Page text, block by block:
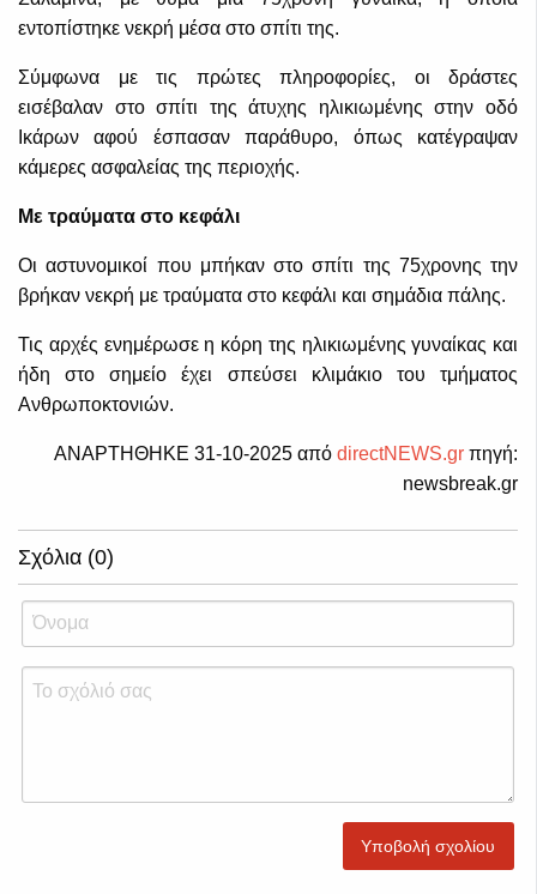
εντοπίστηκε νεκρή μέσα στο σπίτι της.
Σύμφωνα με τις πρώτες πληροφορίες, οι δράστες
εισέβαλαν στο σπίτι της άτυχης ηλικιωμένης στην οδό
Ικάρων αφού έσπασαν παράθυρο, όπως κατέγραψαν
κάμερες ασφαλείας της περιοχής.
Με τραύματα στο κεφάλι
Οι αστυνομικοί που μπήκαν στο σπίτι της 75χρονης την
βρήκαν νεκρή με τραύματα στο κεφάλι και σημάδια πάλης.
Τις αρχές ενημέρωσε η κόρη της ηλικιωμένης γυναίκας και
ήδη στο σημείο έχει σπεύσει κλιμάκιο του τμήματος
Ανθρωποκτονιών.
ΑΝΑΡΤΗΘΗΚΕ 31-10-2025 από directNEWS.gr πηγή:
newsbreak.gr
Σχόλια (0)
Υποβολή σχολίου